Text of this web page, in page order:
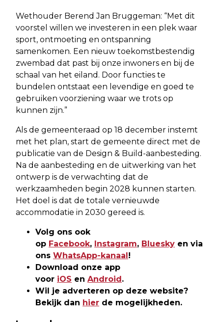
Wethouder Berend Jan Bruggeman: “Met dit
voorstel willen we investeren in een plek waar
sport, ontmoeting en ontspanning
samenkomen. Een nieuw toekomstbestendig
zwembad dat past bij onze inwoners en bij de
schaal van het eiland. Door functies te
bundelen ontstaat een levendige en goed te
gebruiken voorziening waar we trots op
kunnen zijn.”
Als de gemeenteraad op 18 december instemt
met het plan, start de gemeente direct met de
publicatie van de Design & Build-aanbesteding.
Na de aanbesteding en de uitwerking van het
ontwerp is de verwachting dat de
werkzaamheden begin 2028 kunnen starten.
Het doel is dat de totale vernieuwde
accommodatie in 2030 gereed is.
Volg ons ook
op Facebook, Instagram, Bluesky en via
ons WhatsApp-kanaal!
Download onze app
voor iOS en Android.
Wil je adverteren op deze website?
Bekijk dan hier de mogelijkheden.